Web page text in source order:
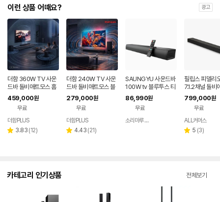
이런 상품 어때요? 광고
더함 360W TV 사운
드바 돌비애트모스 홈
시어터 블루투스 스피
커 5.1.2채널
459,000원
무료
더함PLUS
별 3.83 리
(12)
더함 240W TV 사운
드바 돌비애트모스 블
루투스 홈시어터 스피
커 3.1채널
279,000원
무료
더함PLUS
별 4.43 리
(21)
SAUNGYU 사운드바
100W tv 블루투스 티
비 스피커 홈시어터 A
RC 옵티컬 USB
86,990원
무료
소리마루 유한회사
필립스 피델리
7.1.2채널 돌비
스 내장 서브우
사운드바
799,000원
무료
ALL커머스
별 5 리
(3)
카테고리 인기상품 전체보기